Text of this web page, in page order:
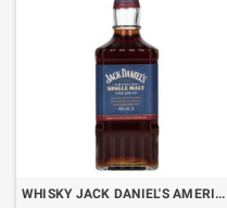
WHISKY JACK DANIEL'S AMERICAN SINGLE MALT OLOROSO SHERRY CASK LT.1